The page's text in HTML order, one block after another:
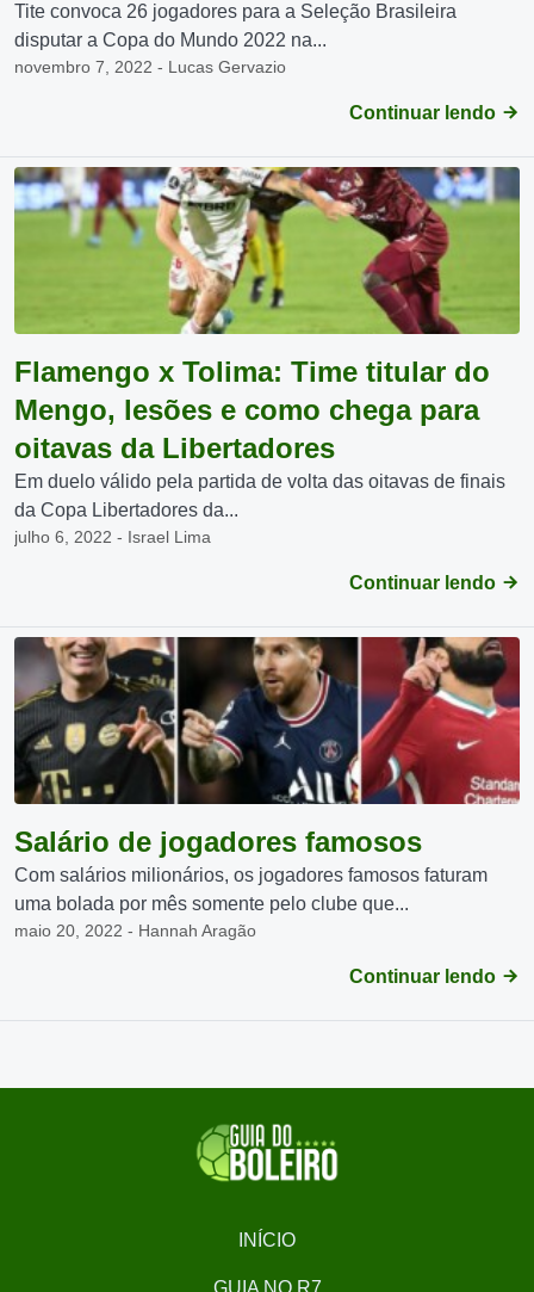
Tite convoca 26 jogadores para a Seleção Brasileira
disputar a Copa do Mundo 2022 na...
novembro 7, 2022 - Lucas Gervazio
Continuar lendo
Flamengo x Tolima: Time titular do
Mengo, lesões e como chega para
oitavas da Libertadores
Em duelo válido pela partida de volta das oitavas de finais
da Copa Libertadores da...
julho 6, 2022 - Israel Lima
Continuar lendo
Salário de jogadores famosos
Com salários milionários, os jogadores famosos faturam
uma bolada por mês somente pelo clube que...
maio 20, 2022 - Hannah Aragão
Continuar lendo
INÍCIO
GUIA NO R7